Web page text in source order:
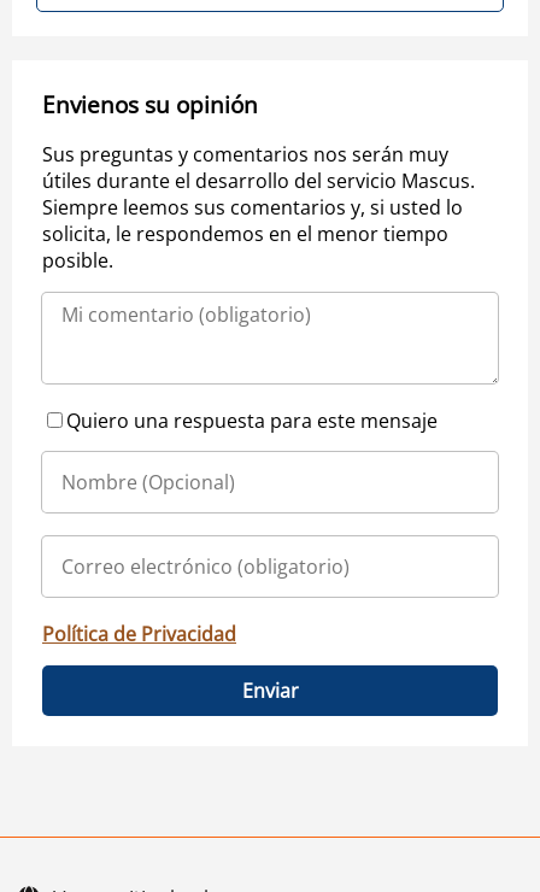
Envienos su opinión
Sus preguntas y comentarios nos serán muy
útiles durante el desarrollo del servicio Mascus.
Siempre leemos sus comentarios y, si usted lo
solicita, le respondemos en el menor tiempo
posible.
Quiero una respuesta para este mensaje
Política de Privacidad
Enviar